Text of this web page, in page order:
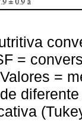
=
=